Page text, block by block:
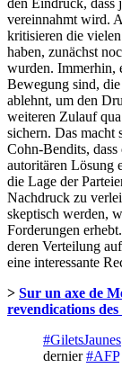
vereinnahmt wird.
kritisieren die
haben, zunächst
wurden. Immerhin,
Bewegung sind,
ablehnt, um den
weiteren Zulauf
sichern. Das macht
Cohn-Bendits,
autoritären Lösung
die Lage der
Nachdruck zu
skeptisch werden,
Forderungen
deren Verteilung
eine interessante
> Sur un axe de
revendications des
#GiletsJaunes
dernier#AFP